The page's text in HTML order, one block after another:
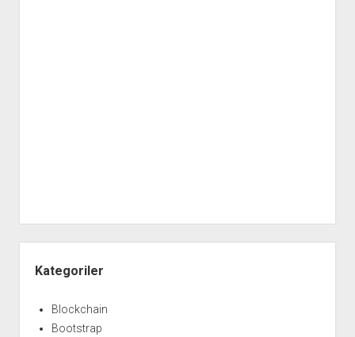
Menü
Kategoriler
Blockchain
Bootstrap